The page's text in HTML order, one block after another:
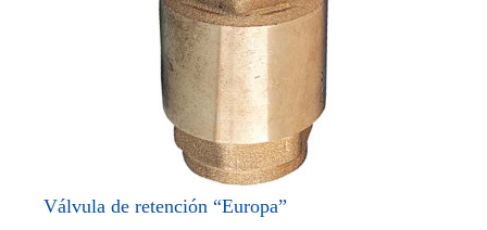
Válvula de retención “Europa”